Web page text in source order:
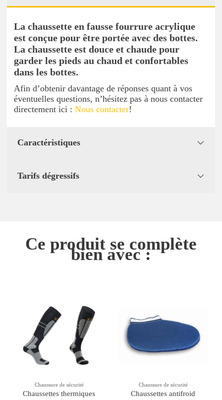
La chaussette en fausse fourrure acrylique
est conçue pour être portée avec des bottes.
La chaussette est douce et chaude pour
garder les pieds au chaud et confortables
dans les bottes.
Afin d’obtenir davantage de réponses quant à vos
éventuelles questions, n’hésitez pas à nous contacter
directement ici : Nous contacter!
Caractéristiques
Tarifs dégressifs
Ce produit se complète
bien avec :
Chaussure de sécurité
Chaussettes thermiques
Chaussure de sécurité
Chaussettes antifroid